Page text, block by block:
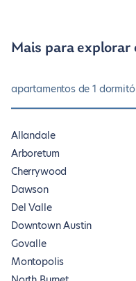
Mais para explorar
apartamentos de 1
Allandale
Arboretum
Cherrywood
Dawson
Del Valle
Downtown Austin
Govalle
Montopolis